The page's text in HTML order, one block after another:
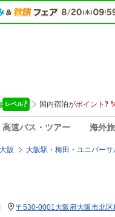
高速バス・ツアー 海外
大阪 大阪駅・梅田・ユニバー
〒530-0001大阪府大阪市北